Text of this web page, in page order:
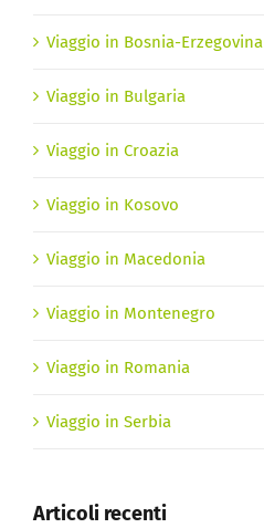
Viaggio in Bosnia-Erzegovina
Viaggio in Bulgaria
Viaggio in Croazia
Viaggio in Kosovo
Viaggio in Macedonia
Viaggio in Montenegro
Viaggio in Romania
Viaggio in Serbia
Articoli recenti